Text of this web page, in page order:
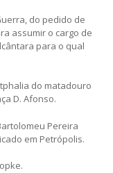
do pedido de
assumir o cargo de
para o qual
do matadouro
D. Afonso.
Pereira
em Petrópolis.